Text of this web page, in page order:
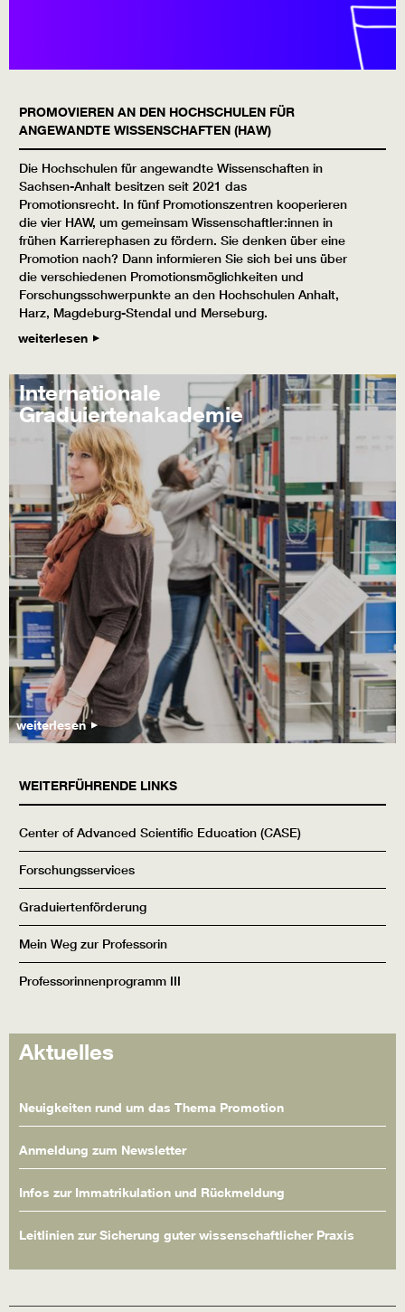
PROMOVIEREN AN DEN HOCHSCHULEN FÜR
ANGEWANDTE WISSENSCHAFTEN (HAW)
Die Hochschulen für angewandte Wissenschaften in
Sachsen-Anhalt besitzen seit 2021 das
Promotionsrecht. In fünf Promotionszentren kooperieren
die vier HAW, um gemeinsam Wissenschaftler:innen in
frühen Karrierephasen zu fördern. Sie denken über eine
Promotion nach? Dann informieren Sie sich bei uns über
die verschiedenen Promotionsmöglichkeiten und
Forschungsschwerpunkte an den Hochschulen Anhalt,
Harz, Magdeburg-Stendal und Merseburg.
weiterlesen
Internationale
Graduiertenakademie
weiterlesen
WEITERFÜHRENDE LINKS
Center of Advanced Scientific Education (CASE)
Forschungsservices
Graduiertenförderung
Mein Weg zur Professorin
Professorinnenprogramm III
Aktuelles
Neuigkeiten rund um das Thema Promotion
Anmeldung zum Newsletter
Infos zur Immatrikulation und Rückmeldung
Leitlinien zur Sicherung guter wissenschaftlicher Praxis